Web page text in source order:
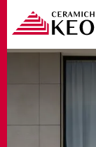
PROJEKTE